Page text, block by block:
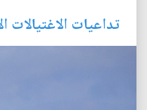
تداعيات الاغتيالات